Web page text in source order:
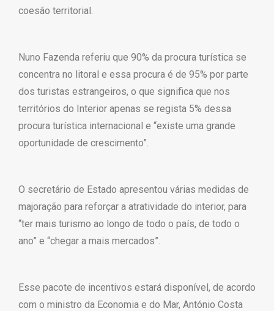
coesão territorial.
Nuno Fazenda referiu que 90% da procura turística se
concentra no litoral e essa procura é de 95% por parte
dos turistas estrangeiros, o que significa que nos
territórios do Interior apenas se regista 5% dessa
procura turística internacional e “existe uma grande
oportunidade de crescimento”.
O secretário de Estado apresentou várias medidas de
majoração para reforçar a atratividade do interior, para
“ter mais turismo ao longo de todo o país, de todo o
ano” e “chegar a mais mercados”.
Esse pacote de incentivos estará disponível, de acordo
com o ministro da Economia e do Mar, António Costa